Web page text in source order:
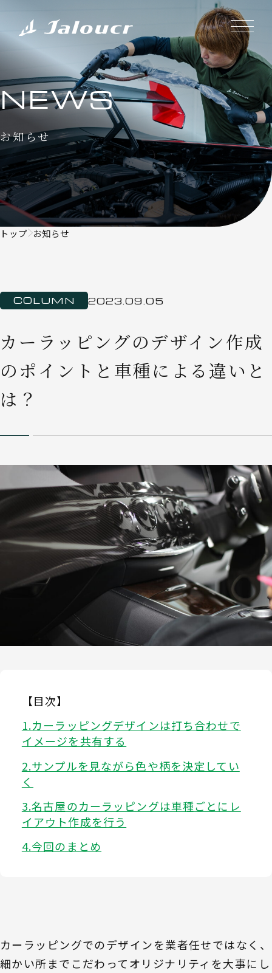
NEWS
お知らせ
トップ お知らせ
COLUMN 2023.09.05
カーラッピングのデザイン作成
のポイントと車種による違いと
は？
【目次】
カーラッピングデザインは打ち合わせで
イメージを共有する
サンプルを見ながら色や柄を決定してい
く
名古屋のカーラッピングは車種ごとにレ
イアウト作成を行う
今回のまとめ
カーラッピングでのデザインを業者任せではなく、
細かい所までこだわってオリジナリティを大事にし